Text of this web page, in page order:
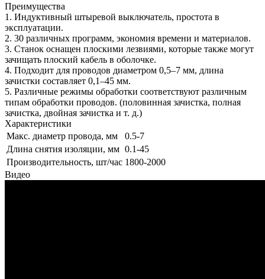
Преимущества
1. Индуктивный штыревой выключатель, простота в
эксплуатации.
2. 30 различных программ, экономия времени и материалов.
3. Станок оснащен плоскими лезвиями, которые также могут
зачищать плоский кабель в оболочке.
4. Подходит для проводов диаметром 0,5–7 мм, длина
зачистки составляет 0,1–45 мм.
5. Различные режимы обработки соответствуют различным
типам обработки проводов. (половинная зачистка, полная
зачистка, двойная зачистка и т. д.)
Характеристики
Макс. диаметр провода, мм
0.5-7
Длина снятия изоляции, мм 0.1-45
Производительность, шт/час 1800-2000
Видео